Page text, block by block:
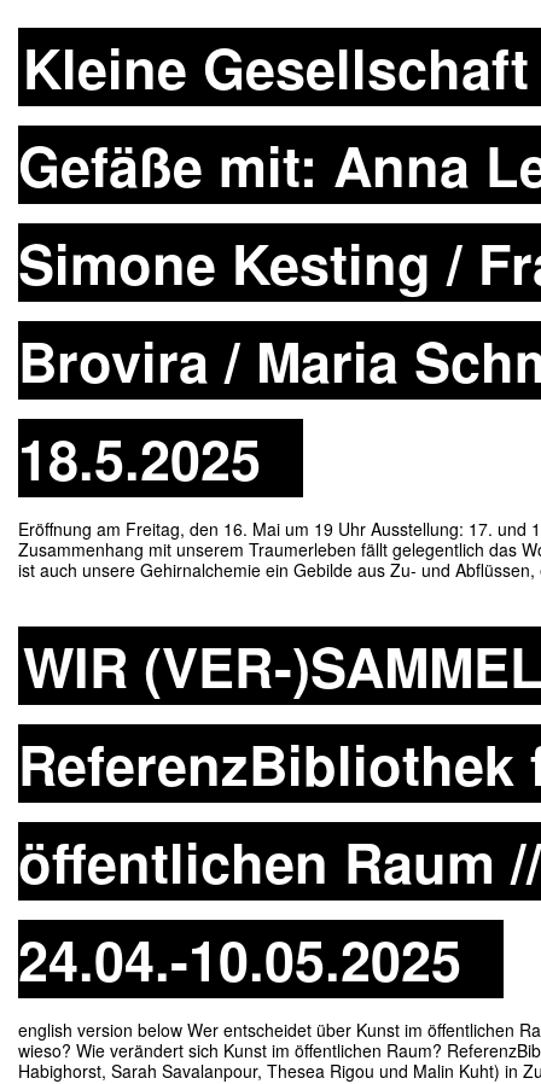
Kleine
Gefäße mit: Anna
Simone Kesting /
Brovira / Maria
18.5.2025
Eröffnung am Freitag, den 16. Mai um 19 Uhr Ausstellung: 17.
Zusammenhang mit unserem Traumerleben fällt gelegentlich das
ist auch unsere Gehirnalchemie ein Gebilde aus Zu- und
WIR (VER-
öffentlichen Raum //
24.04.-10.05.2025
english version below Wer entscheidet über Kunst im öffentlichen
wieso? Wie verändert sich Kunst im öffentlichen Raum?
Habighorst, Sarah Savalanpour, Thesea Rigou und Malin Kuht) in